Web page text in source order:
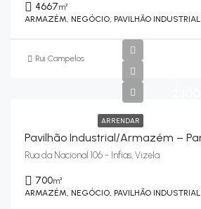
4667m²
ARMAZÉM, NEGÓCIO, PAVILHÃO INDUSTRIAL
Rui Campelos
ARRENDAR
Rua da Nacional 106 - Infias, Vizela
700m²
ARMAZÉM, NEGÓCIO, PAVILHÃO INDUSTRIAL